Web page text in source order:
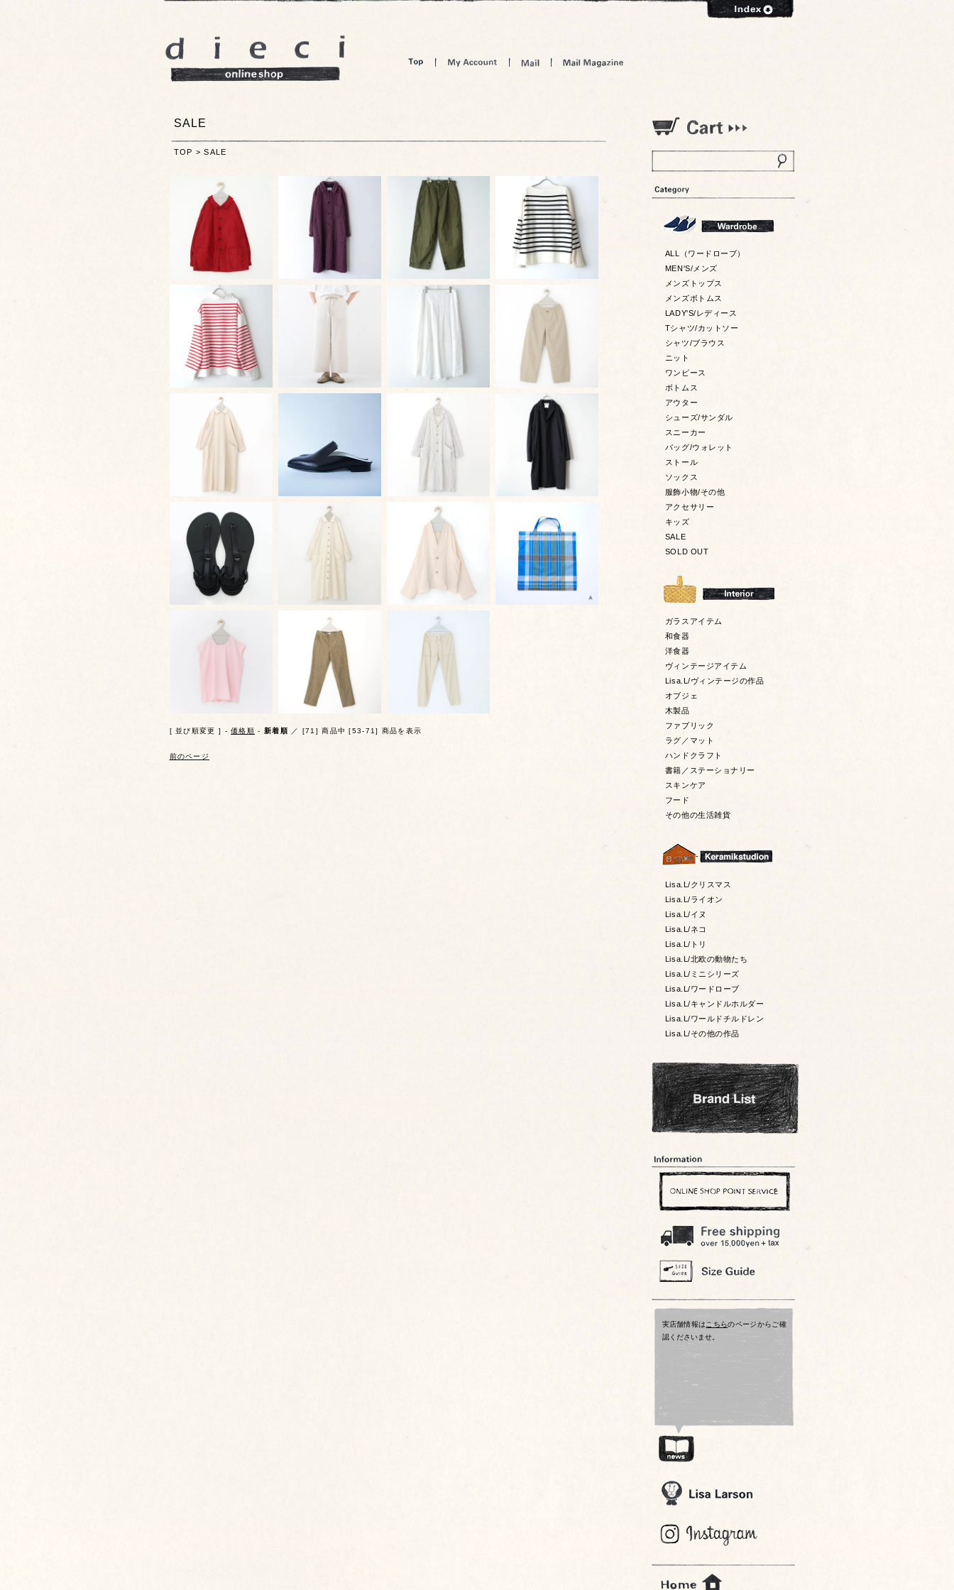
SALE
TOP >SALE
[ 並び順変更 ] -価格順 - 新着順 ／ [71] 商品中 [53-71] 商品を表示
前のページ
ALL（ワードローブ）
MEN'S/メンズ
メンズトップス
メンズボトムス
LADY'S/レディース
Tシャツ/カットソー
シャツ/ブラウス
ニット
ワンピース
ボトムス
アウター
シューズ/サンダル
スニーカー
バッグ/ウォレット
ストール
ソックス
服飾小物/その他
アクセサリー
キッズ
SALE
SOLD OUT
ガラスアイテム
和食器
洋食器
ヴィンテージアイテム
Lisa.L/ヴィンテージの作品
オブジェ
木製品
ファブリック
ラグ／マット
ハンドクラフト
書籍／ステーショナリー
スキンケア
フード
その他の生活雑貨
Lisa.L/クリスマス
Lisa.L/ライオン
Lisa.L/イヌ
Lisa.L/ネコ
Lisa.L/トリ
Lisa.L/北欧の動物たち
Lisa.L/ミニシリーズ
Lisa.L/ワードローブ
Lisa.L/キャンドルホルダー
Lisa.L/ワールドチルドレン
Lisa.L/その他の作品
実店舗情報はこちらのページからご確
認くださいませ。